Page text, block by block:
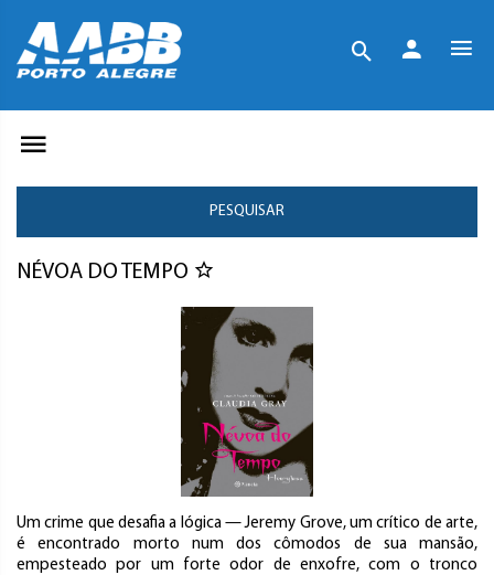
PESQUISAR
NÉVOA DO TEMPO
Um crime que desafia a lógica — Jeremy Grove, um crítico de arte,
é encontrado morto num dos cômodos de sua mansão,
empesteado por um forte odor de enxofre, com o tronco